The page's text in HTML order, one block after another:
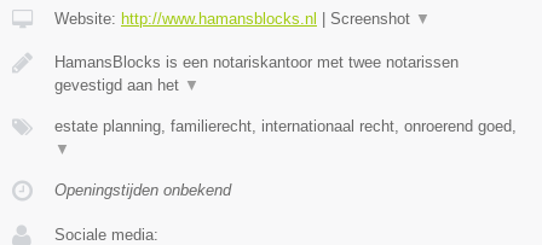
Website: http://www.hamansblocks.nl Screenshot ▼
HamansBlocks is een notariskantoor met twee notarissen
gevestigd aan het ▼
estate planning, familierecht, internationaal recht, onroerend goed,
▼
Openingstijden onbekend
Sociale media: